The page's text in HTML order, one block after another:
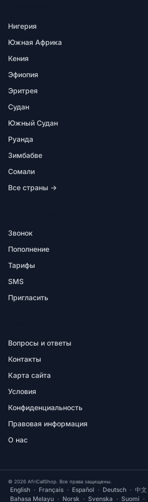
Нигерия
Южная Африка
Кения
Эфиопия
Эритрея
Судан
Южный Судан
Руанда
Зимбабве
Сомали
Все страны →
Звонок
Пополнение
Тарифы
SMS
Пригласить
Вопросы и ответы
Контакты
Карта сайта
Условия
Конфиденциальность
Правовая информация
О нас
© 2026 AfriCallShop. Все права защищены.
English · Français · Español · Deutsch · 中文
Bahasa Melayu · Norsk · Svenska · Suomi ·